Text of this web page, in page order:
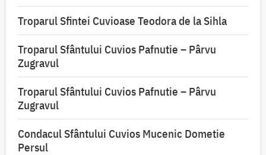
Troparul Sfintei Cuvioase Teodora de la Sihla
Troparul Sfântului Cuvios Pafnutie – Pârvu
Zugravul
Troparul Sfântului Cuvios Pafnutie – Pârvu
Zugravul
Condacul Sfântului Cuvios Mucenic Dometie
Persul